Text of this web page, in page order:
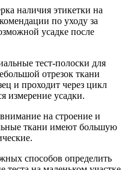
наличия этикетки на
по уходу за
усадке после
тест-полоски для
отрезок ткани
и проходит через цикл
измерение усадки.
на строение и
ткани имеют большую
способов определить